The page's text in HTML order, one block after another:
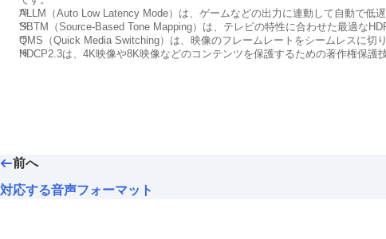
*3
ALLM （Auto Low Latency Mode）は、ゲームなどの出力に連動して自動で低
*4
SBTM （Source-Based Tone Mapping）は、テレビの特性に合わせた最適な
*5
QMS （Quick Media Switching）は、映像のフレームレートをシームレスに切
*6
HDCP2.3は、 4K映像や8K映像などのコンテンツを保護するための著作権保護技
前へ
対応する音声フォーマット